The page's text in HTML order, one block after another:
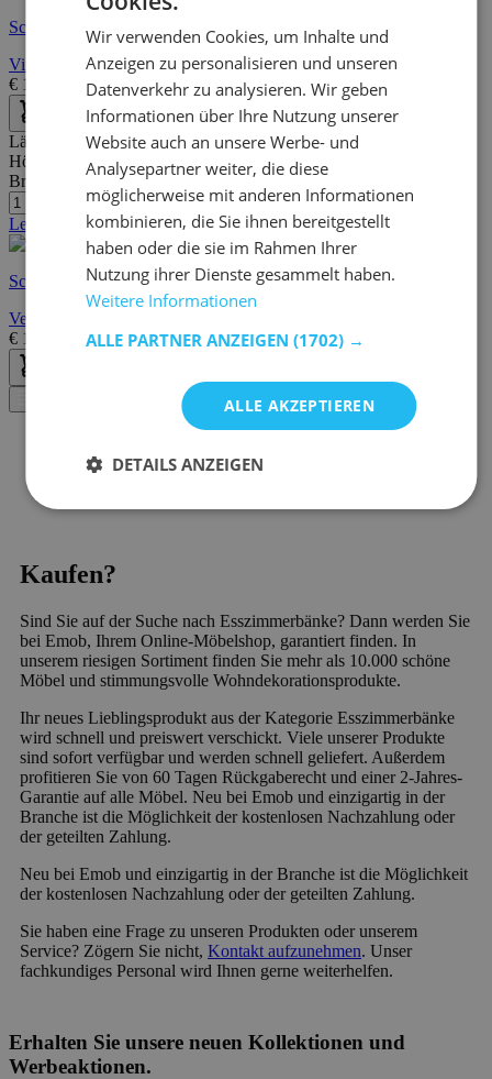
Schnelle Lieferung
Vina Bank | Atlantische Kiefer, Anthrazit
€ 199,00 €277,00
Länge:
110 cm
Höhe:
51 cm
Breite/Tiefe:40 cm
Letzte Stücke
Schnelle Lieferung
Vella Samtbank | 100 beschichtete Spanplatte | Nussbaum Soho
€ 163,10 €233,00
Kaufen?
Sind Sie auf der Suche nach Esszimmerbänke? Dann werden Sie
bei Emob, Ihrem Online-Möbelshop, garantiert finden. In
unserem riesigen Sortiment finden Sie mehr als 10.000 schöne
Möbel und stimmungsvolle Wohndekorationsprodukte.
Ihr neues Lieblingsprodukt aus der Kategorie Esszimmerbänke
wird schnell und preiswert verschickt. Viele unserer Produkte
sind sofort verfügbar und werden schnell geliefert. Außerdem
profitieren Sie von 60 Tagen Rückgaberecht und einer 2-Jahres-
Garantie auf alle Möbel. Neu bei Emob und einzigartig in der
Branche ist die Möglichkeit der kostenlosen Nachzahlung oder
der geteilten Zahlung.
Neu bei Emob und einzigartig in der Branche ist die Möglichkeit
der kostenlosen Nachzahlung oder der geteilten Zahlung.
Sie haben eine Frage zu unseren Produkten oder unserem
Service? Zögern Sie nicht, Kontakt aufzunehmen. Unser
fachkundiges Personal wird Ihnen gerne weiterhelfen.
Erhalten Sie unsere neuen Kollektionen und
Werbeaktionen.
Wir verwenden Cookies, um Inhalte und
Anzeigen zu personalisieren und unseren
Datenverkehr zu analysieren. Wir geben
Informationen über Ihre Nutzung unserer
Website auch an unsere Werbe- und
Analysepartner weiter, die diese
möglicherweise mit anderen Informationen
kombinieren, die Sie ihnen bereitgestellt
haben oder die sie im Rahmen Ihrer
Nutzung ihrer Dienste gesammelt haben.
Weitere Informationen
ALLE PARTNER ANZEIGEN (1702) →
ALLE AKZEPTIEREN
DETAILS ANZEIGEN